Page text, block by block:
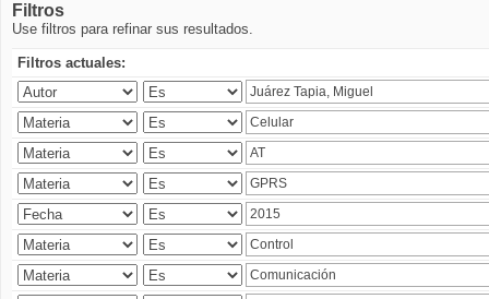
Filtros
Use filtros para refinar sus resultados.
Filtros actuales: